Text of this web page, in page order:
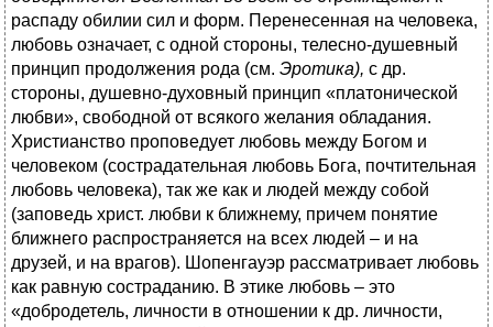
распаду обилии сил и форм. Перенесенная на человека,
любовь означает, с одной стороны, телесно-душевный
принцип продолжения рода (см. Эротика), с др.
стороны, душевно-духовный принцип «платонической
любви», свободной от всякого желания обладания.
Христианство проповедует любовь между Богом и
человеком (сострадательная любовь Бога, почтительная
любовь человека), так же как и людей между собой
(заповедь христ. любви к ближнему, причем понятие
ближнего распространяется на всех людей – и на
друзей, и на врагов). Шопенгауэр рассматривает любовь
как равную состраданию. В этике любовь – это
«добродетель, личности в отношении к др. личности,